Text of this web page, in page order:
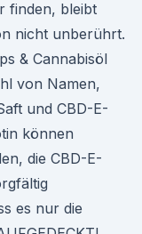
finden, bleibt
nicht unberührt.
& Cannabisöl
von Namen,
und CBD-E-
können
die CBD-E-
es nur die